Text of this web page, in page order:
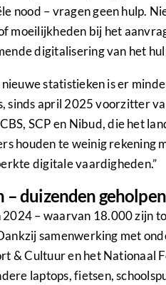
nood – vragen geen hulp.
moeilijkheden bij het
digitalisering van het
nieuwe statistieken is er
sinds april 2025 voorzitter
SCP en Nibud, die het
houden te weinig rekening
digitale vaardigheden.”
– duizenden geholpen
– waarvan 18.000 zijn
samenwerking met
& Cultuur en het Nationaal
laptops, fietsen,